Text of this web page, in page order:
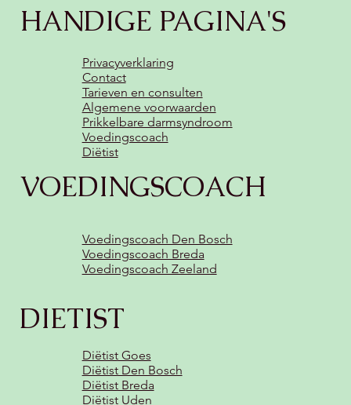
HANDIGE PAGINA'S
Privacyverklaring
Contact
Tarieven en consulten
Algemene voorwaarden
Prikkelbare darmsyndroom
Voedingscoach
Diëtist
DIETIST
Diëtist Goes
Diëtist Den Bosch
Diëtist Breda
Diëtist Uden
VOEDINGSCOACH
Voedingscoach Den Bosch
Voedingscoach Breda
Voedingscoach Zeeland